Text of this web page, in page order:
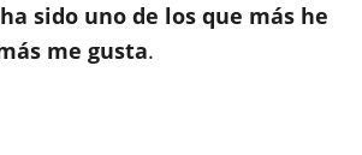
sido uno de los que más he
me gusta.